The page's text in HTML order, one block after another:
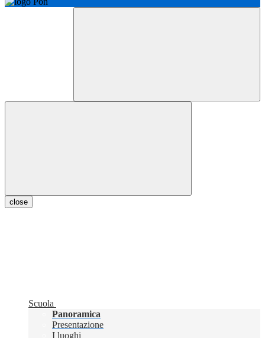
close
Scuola
Panoramica
Presentazione
I luoghi